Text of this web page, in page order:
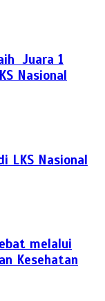
Juara 1
Nasional
LKS Nasional
melalui
Kesehatan